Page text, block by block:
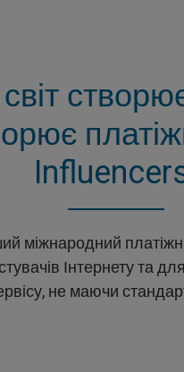
міжнародний
Інтернету та
не маючи